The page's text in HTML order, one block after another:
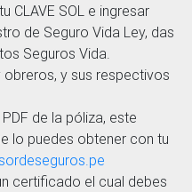
CLAVE SOL e ingresar
de Seguro Vida Ley, das
Seguros Vida.
y sus respectivos
de la póliza, este
lo puedes obtener con tu
certificado el cual debes